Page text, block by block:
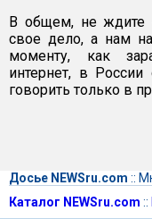
В общем, не ждите
свое дело, а нам
моменту, как
интернет, в России
говорить только в
Досье NEWSru.com ::
Каталог NEWSru.com ::